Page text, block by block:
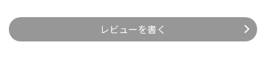
レビューを書く